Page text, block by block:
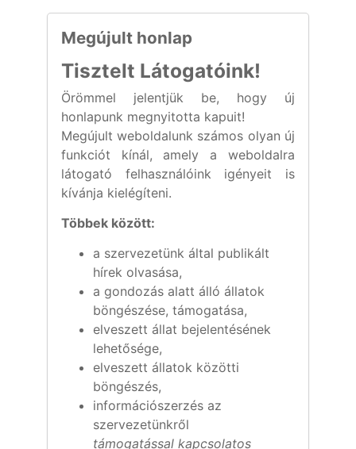
Megújult honlap
Tisztelt Látogatóink!
Örömmel jelentjük be, hogy új
honlapunk megnyitotta kapuit!
Megújult weboldalunk számos olyan új
funkciót kínál, amely a weboldalra
látogató felhasználóink igényeit is
kívánja kielégíteni.
Többek között:
a szervezetünk által publikált
hírek olvasása,
a gondozás alatt álló állatok
böngészése, támogatása,
elveszett állat bejelentésének
lehetősége,
elveszett állatok közötti
böngészés,
információszerzés az
szervezetünkről
támogatással kapcsolatos